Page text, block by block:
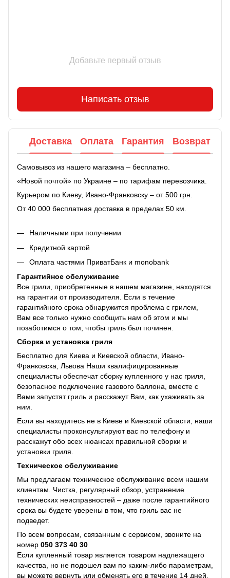
Добавьте первый отзыв
Написать отзыв
Доставка Оплата Гарантия Возврат
Самовывоз из нашего магазина – бесплатно.
«Новой почтой» по Украине – по тарифам перевозчика.
Курьером по Киеву, Ивано-Франковску – от 500 грн.
От 40 000 бесплатная доставка в пределах 50 км.
Наличными при получении
Кредитной картой
Оплата частями ПриватБанк и monobank
Гарантийное обслуживание
Все грили, приобретенные в нашем магазине, находятся
на гарантии от производителя. Если в течение
гарантийного срока обнаружится проблема с грилем,
Вам все только нужно сообщить нам об этом и мы
позаботимся о том, чтобы гриль был починен.
Сборка и установка гриля
Бесплатно для Киева и Киевской области, Ивано-
Франковска, Львова Наши квалифицированные
специалисты обеспечат сборку купленного у нас гриля,
безопасное подключение газового баллона, вместе с
Вами запустят гриль и расскажут Вам, как ухаживать за
ним.
Если вы находитесь не в Киеве и Киевской области, наши
специалисты проконсультируют вас по телефону и
расскажут обо всех нюансах правильной сборки и
установки гриля.
Техническое обслуживание
Мы предлагаем техническое обслуживание всем нашим
клиентам. Чистка, регулярный обзор, устранение
технических неисправностей – даже после гарантийного
срока вы будете уверены в том, что гриль вас не
подведет.
По всем вопросам, связанным с сервисом, звоните на
номер 050 373 40 30
Если купленный товар является товаром надлежащего
качества, но не подошел вам по каким-либо параметрам,
вы можете вернуть или обменять его в течение 14 дней,